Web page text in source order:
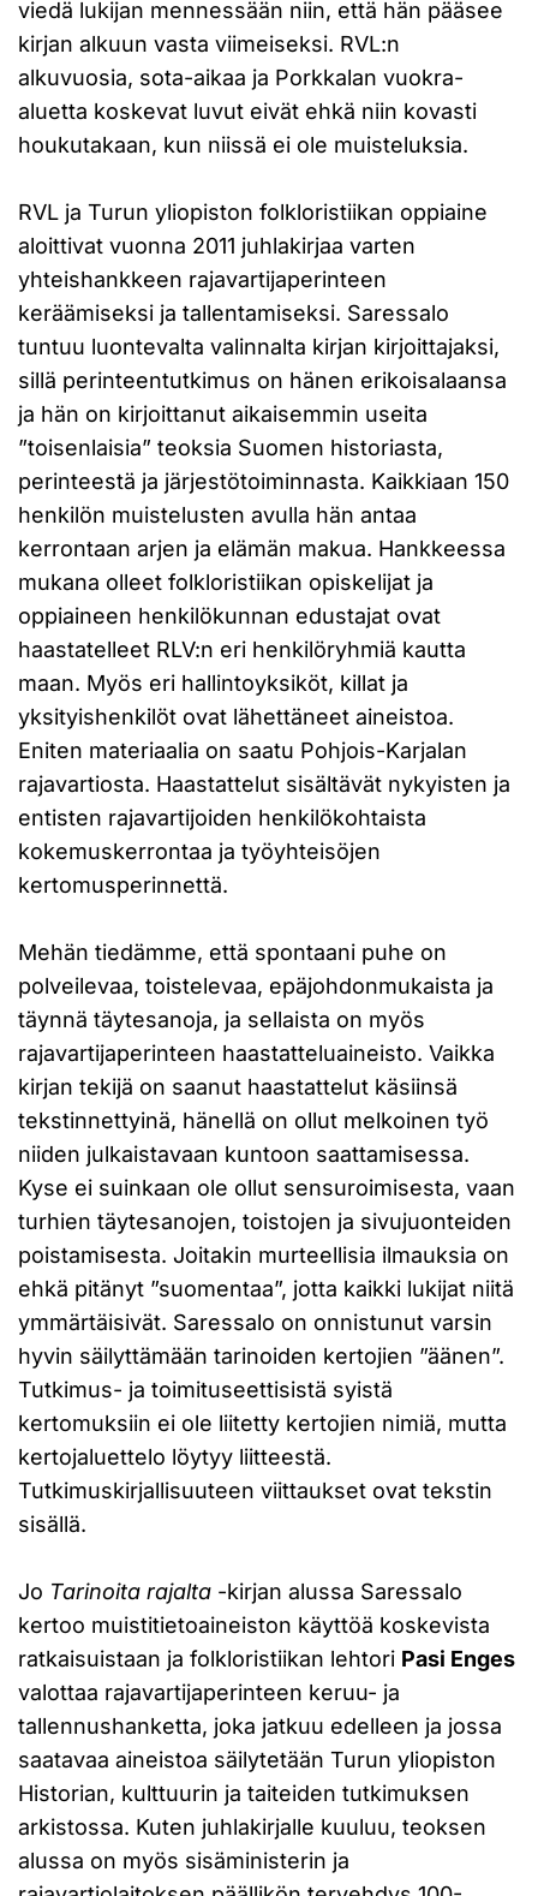
viedä lukijan mennessään niin, että hän pääsee
kirjan alkuun vasta viimeiseksi. RVL:n
alkuvuosia, sota-aikaa ja Porkkalan vuokra-
aluetta koskevat luvut eivät ehkä niin kovasti
houkutakaan, kun niissä ei ole muisteluksia.
RVL ja Turun yliopiston folkloristiikan oppiaine
aloittivat vuonna 2011 juhlakirjaa varten
yhteishankkeen rajavartijaperinteen
keräämiseksi ja tallentamiseksi. Saressalo
tuntuu luontevalta valinnalta kirjan kirjoittajaksi,
sillä perinteentutkimus on hänen erikoisalaansa
ja hän on kirjoittanut aikaisemmin useita
”toisenlaisia” teoksia Suomen historiasta,
perinteestä ja järjestötoiminnasta. Kaikkiaan 150
henkilön muistelusten avulla hän antaa
kerrontaan arjen ja elämän makua. Hankkeessa
mukana olleet folkloristiikan opiskelijat ja
oppiaineen henkilökunnan edustajat ovat
haastatelleet RLV:n eri henkilöryhmiä kautta
maan. Myös eri hallintoyksiköt, killat ja
yksityishenkilöt ovat lähettäneet aineistoa.
Eniten materiaalia on saatu Pohjois-Karjalan
rajavartiosta. Haastattelut sisältävät nykyisten ja
entisten rajavartijoiden henkilökohtaista
kokemuskerrontaa ja työyhteisöjen
kertomusperinnettä.
Mehän tiedämme, että spontaani puhe on
polveilevaa, toistelevaa, epäjohdonmukaista ja
täynnä täytesanoja, ja sellaista on myös
rajavartijaperinteen haastatteluaineisto. Vaikka
kirjan tekijä on saanut haastattelut käsiinsä
tekstinnettyinä, hänellä on ollut melkoinen työ
niiden julkaistavaan kuntoon saattamisessa.
Kyse ei suinkaan ole ollut sensuroimisesta, vaan
turhien täytesanojen, toistojen ja sivujuonteiden
poistamisesta. Joitakin murteellisia ilmauksia on
ehkä pitänyt ”suomentaa”, jotta kaikki lukijat niitä
ymmärtäisivät. Saressalo on onnistunut varsin
hyvin säilyttämään tarinoiden kertojien ”äänen”.
Tutkimus- ja toimituseettisistä syistä
kertomuksiin ei ole liitetty kertojien nimiä, mutta
kertojaluettelo löytyy liitteestä.
Tutkimuskirjallisuuteen viittaukset ovat tekstin
sisällä.
Jo Tarinoita rajalta -kirjan alussa Saressalo
kertoo muistitietoaineiston käyttöä koskevista
ratkaisuistaan ja folkloristiikan lehtori Pasi Enges
valottaa rajavartijaperinteen keruu- ja
tallennushanketta, joka jatkuu edelleen ja jossa
saatavaa aineistoa säilytetään Turun yliopiston
Historian, kulttuurin ja taiteiden tutkimuksen
arkistossa. Kuten juhlakirjalle kuuluu, teoksen
alussa on myös sisäministerin ja